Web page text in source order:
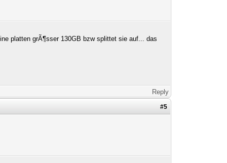
platten grÃ¶sser 130GB bzw splittet sie auf... das
Reply
#5